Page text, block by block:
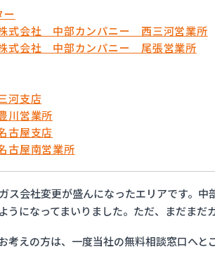
ー
式会社 中部カンパニー 西三河営業所
式会社 中部カンパニー 尾張営業所
河支店
川営業所
古屋支店
古屋南営業所
社 安城営業所
社 西三河支店
社 岡崎営業所
社 蒲郡営業所
ス会社変更が盛んになったエリアです。
うになってまいりました。ただ、まだまだ
考えの方は、一度当社の無料相談窓口へと